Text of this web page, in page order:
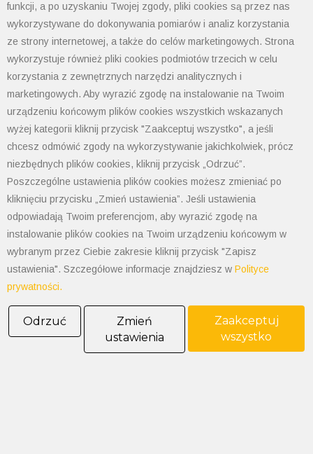
funkcji, a po uzyskaniu Twojej zgody, pliki cookies są przez nas
wykorzystywane do dokonywania pomiarów i analiz korzystania
ze strony internetowej, a także do celów marketingowych. Strona
wykorzystuje również pliki cookies podmiotów trzecich w celu
korzystania z zewnętrznych narzędzi analitycznych i
marketingowych. Aby wyrazić zgodę na instalowanie na Twoim
urządzeniu końcowym plików cookies wszystkich wskazanych
wyżej kategorii kliknij przycisk "Zaakceptuj wszystko", a jeśli
chcesz odmówić zgody na wykorzystywanie jakichkolwiek, prócz
niezbędnych plików cookies, kliknij przycisk „Odrzuć”.
Poszczególne ustawienia plików cookies możesz zmieniać po
kliknięciu przycisku „Zmień ustawienia”. Jeśli ustawienia
odpowiadają Twoim preferencjom, aby wyrazić zgodę na
instalowanie plików cookies na Twoim urządzeniu końcowym w
wybranym przez Ciebie zakresie kliknij przycisk "Zapisz
ustawienia". Szczegółowe informacje znajdziesz w Polityce
prywatności.
Odrzuć
Zmień
ustawienia
Zaakceptuj
wszystko
Finder
Finder to wiodący producent przekaźników w Europie. Firmę
charakteryzuje wysoka jakość produkcji oraz wysoce
specjalistyczny charakter tej gamy produktów. Świadczy o tym
liczba uzyskanych atestów jakości oraz niezawodność
produktów.
Firma Finder przywiązuje dużą wagę do jakości swoich
produktów. Cykle produkcyjne są poddawane ścisłej codziennej
kontroli, dzięki czemu wszystkie procesy są stale ulepszane